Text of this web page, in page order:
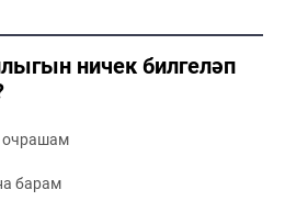
ничек билгеләп
очрашам
барам